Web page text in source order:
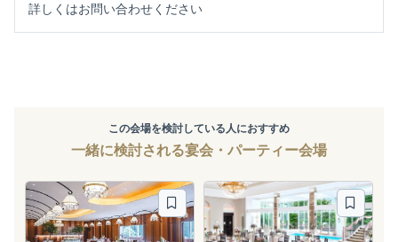
詳しくはお問い合わせください
この会場を検討している人におすすめ
一緒に検討される宴会・パーティー会場